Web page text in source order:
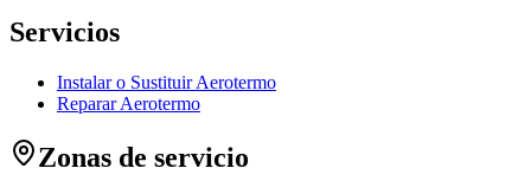
Servicios
Instalar o Sustituir Aerotermo
Reparar Aerotermo
Zonas de servicio